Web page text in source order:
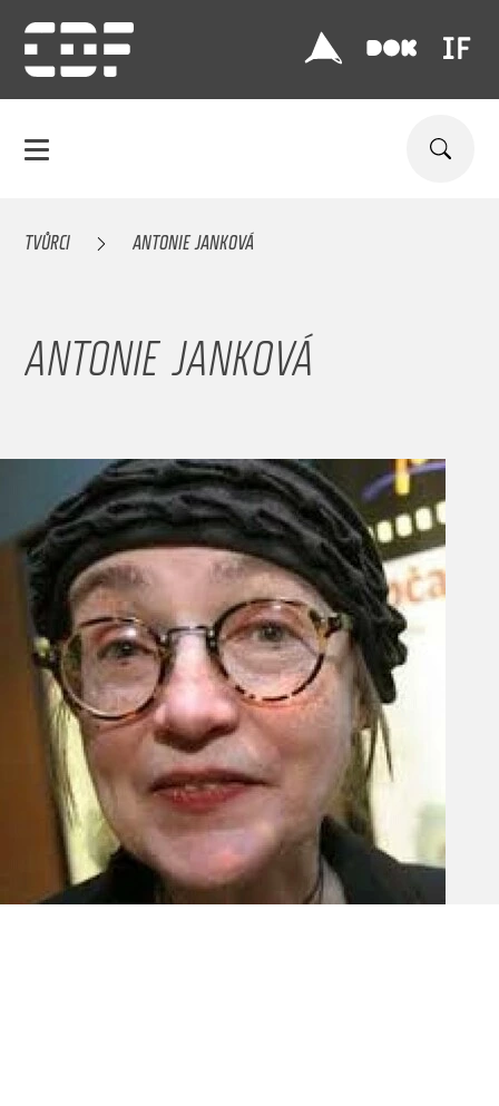
TVŮRCI ANTONIE JANKOVÁ
ANTONIE JANKOVÁ